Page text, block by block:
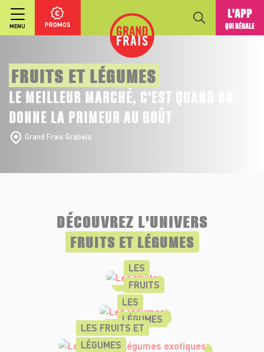
MENU PROMOS
L'APP
QUI RÉGALE
FRUITS ET LÉGUMES
LE MEILLEUR MARCHÉ, C'EST QUAND ON
DONNE LA PRIMEUR AU GOÛT
Grand Frais Grabels
DÉCOUVREZ L'UNIVERS
FRUITS ET LÉGUMES
LES
FRUITS
LES
LÉGUMES
LES FRUITS ET
LÉGUMES